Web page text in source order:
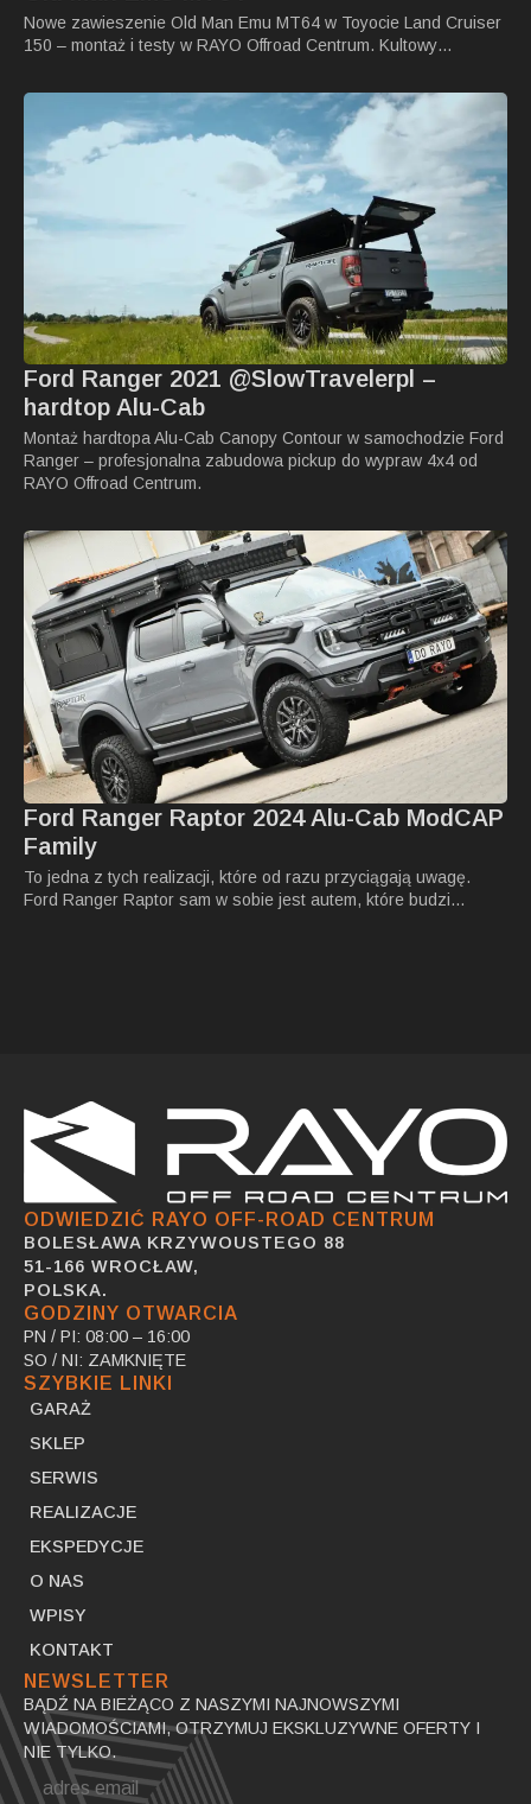
Nowe zawieszenie Old Man Emu MT64 w Toyocie Land Cruiser
150 – montaż i testy w RAYO Offroad Centrum. Kultowy…
Ford Ranger 2021 @SlowTravelerpl –
hardtop Alu-Cab
Montaż hardtopa Alu-Cab Canopy Contour w samochodzie Ford
Ranger – profesjonalna zabudowa pickup do wypraw 4x4 od
RAYO Offroad Centrum.
Ford Ranger Raptor 2024 Alu-Cab ModCAP
Family
To jedna z tych realizacji, które od razu przyciągają uwagę.
Ford Ranger Raptor sam w sobie jest autem, które budzi…
ODWIEDZIĆ RAYO OFF-ROAD CENTRUM
BOLESŁAWA KRZYWOUSTEGO 88
51-166 WROCŁAW,
POLSKA.
GODZINY OTWARCIA
PN / PI: 08:00 – 16:00
SO / NI: ZAMKNIĘTE
SZYBKIE LINKI
GARAŻ
SKLEP
SERWIS
REALIZACJE
EKSPEDYCJE
O NAS
WPISY
KONTAKT
NEWSLETTER
BĄDŹ NA BIEŻĄCO Z NASZYMI NAJNOWSZYMI
WIADOMOŚCIAMI, OTRZYMUJ EKSKLUZYWNE OFERTY I
NIE TYLKO.
Email
*